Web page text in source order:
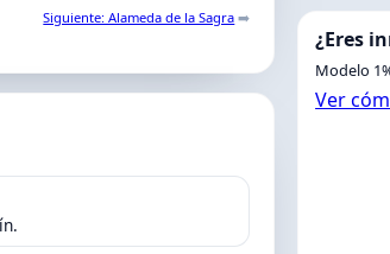
Siguiente: Alameda de la Sagra ➡️
¿Eres
Modelo
Ver